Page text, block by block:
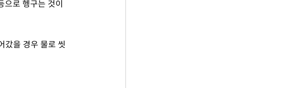
으로 헹구는 것이
갔을 경우 물로 씻